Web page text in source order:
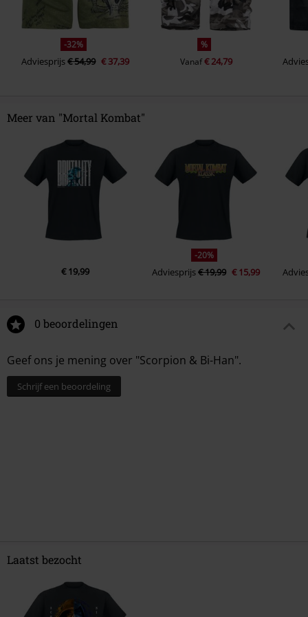
-32%
Adviesprijs€ 54,99 € 37,39
%
Vanaf€ 24,79
Meer van "Mortal Kombat"
€ 19,99
-20%
Adviesprijs€ 19,99 € 15,99
0 beoordelingen
Geef ons je mening over "Scorpion & Bi-Han".
Schrijf een beoordeling
Laatst bezocht